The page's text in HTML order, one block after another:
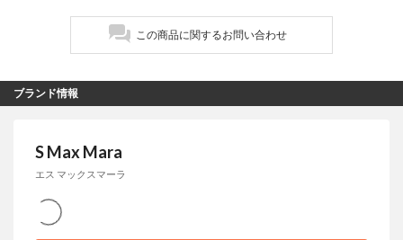
この商品に関するお問い合わせ
ブランド情報
S Max Mara
エス マックスマーラ